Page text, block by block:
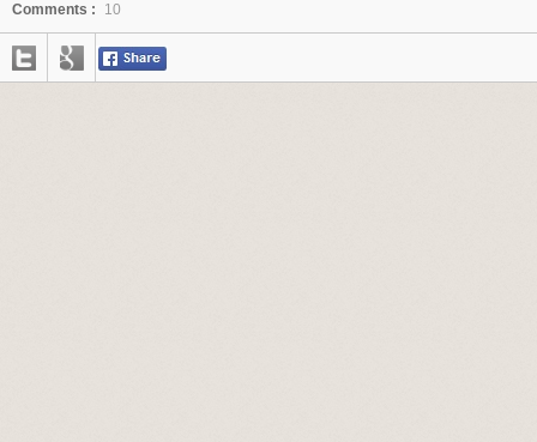
Comments :
10